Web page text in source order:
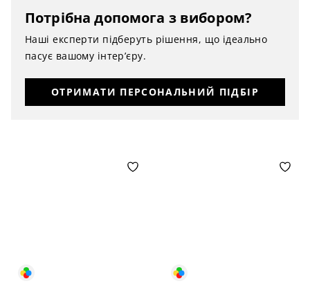
Потрібна допомога з вибором?
Наші експерти підберуть рішення, що ідеально
пасує вашому інтер’єру.
ОТРИМАТИ ПЕРСОНАЛЬНИЙ ПІДБІР